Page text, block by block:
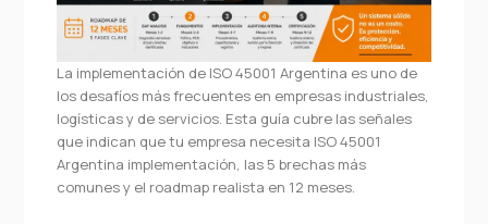
La implementación de ISO 45001 Argentina es uno de
los desafíos más frecuentes en empresas industriales,
logísticas y de servicios. Esta guía cubre las señales
que indican que tu empresa necesita ISO 45001
Argentina implementación, las 5 brechas más
comunes y el roadmap realista en 12 meses.